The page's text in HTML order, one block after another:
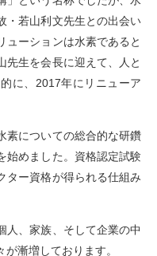
・若山利文先生との出会い
ューションは水素であると
先生を会長に迎えて、人と
に、2017年にリニューア
素についての総合的な研鑽
始めました。資格認定試験
ター資格が得られる仕組み
人、家族、そして企業の中
漸増しております。